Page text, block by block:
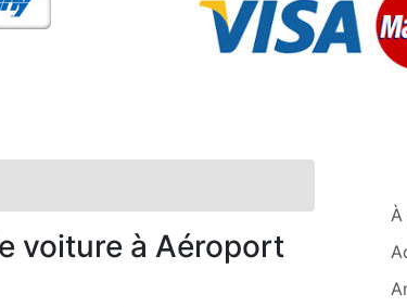
voiture à Aéroport